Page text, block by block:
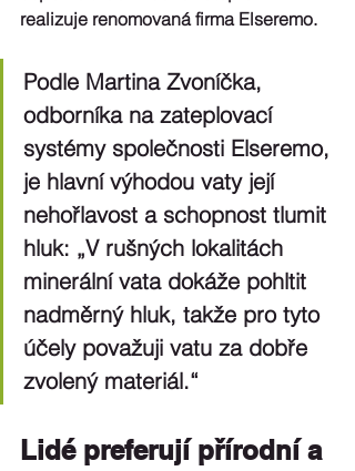
realizuje renomovaná firma Elseremo.
Podle Martina Zvoníčka,
odborníka na zateplovací
systémy společnosti Elseremo,
je hlavní výhodou vaty její
nehořlavost a schopnost tlumit
hluk: „V rušných lokalitách
minerální vata dokáže pohltit
nadměrný hluk, takže pro tyto
účely považuji vatu za dobře
zvolený materiál.“
Lidé preferují přírodní a